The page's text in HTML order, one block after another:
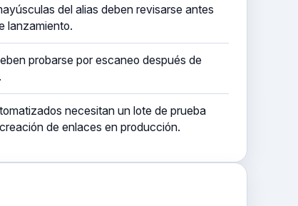
del alias deben revisarse antes
lanzamiento.
probarse por escaneo después de
necesitan un lote de prueba
de enlaces en producción.